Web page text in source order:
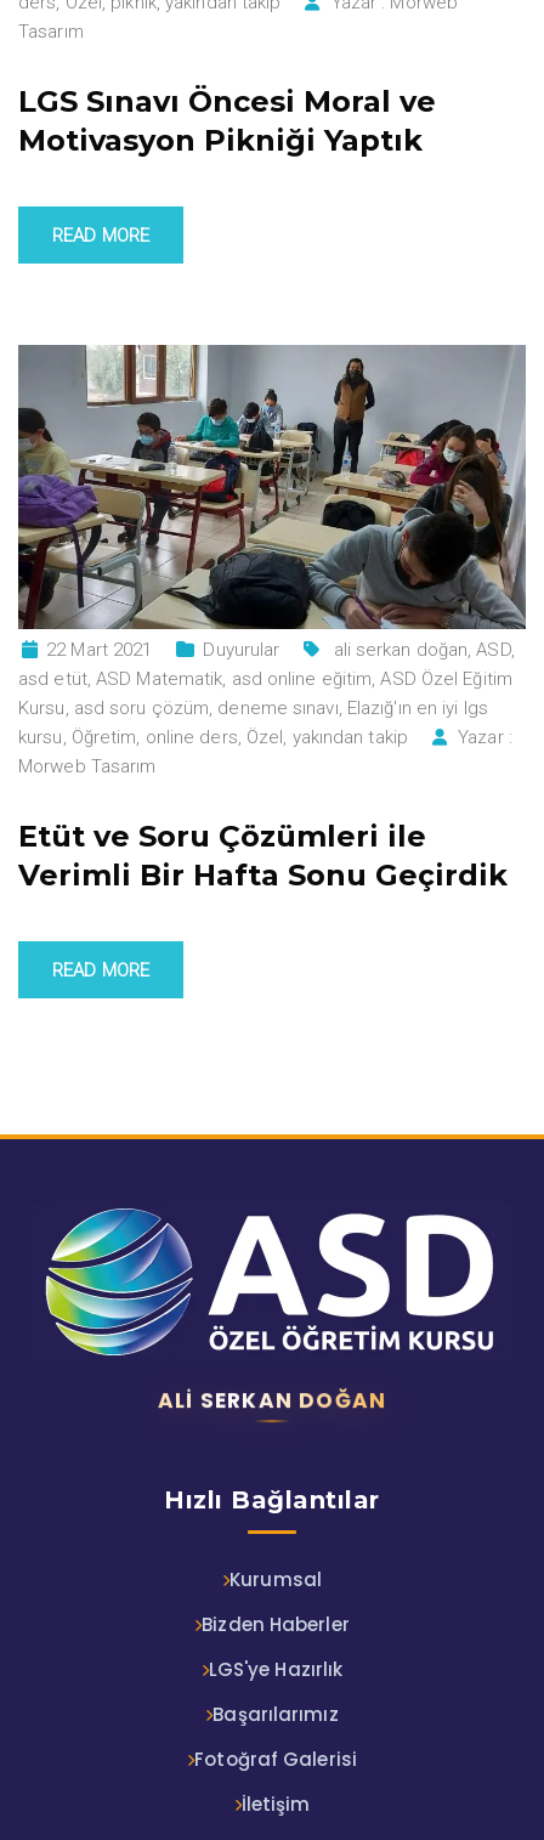
Tasarım
LGS Sınavı Öncesi Moral ve
Motivasyon Pikniği Yaptık
READ MORE
22 Mart 2021 Duyurular ali serkan doğan,ASD,
asd etüt,ASD Matematik, asd online eğitim,ASD Özel Eğitim
Kursu, asd soru çözüm, deneme sınavı, Elazığ'ın en iyi lgs
kursu, Öğretim, online ders, Özel , yakından takip
Yazar :
Morweb Tasarım
Etüt ve Soru Çözümleri ile
Verimli Bir Hafta Sonu Geçirdik
READ MORE
ALI SERKAN DOĞAN
Hızlı Bağlantılar
Kurumsal
Bizden Haberler
LGS'ye Hazırlık
Başarılarımız
Fotoğraf Galerisi
İletişim